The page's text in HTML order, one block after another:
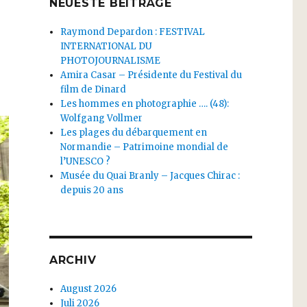
NEUESTE BEITRÄGE
Raymond Depardon : FESTIVAL
INTERNATIONAL DU
PHOTOJOURNALISME
Amira Casar – Présidente du Festival du
film de Dinard
Les hommes en photographie …. (48):
Wolfgang Vollmer
Les plages du débarquement en
Normandie – Patrimoine mondial de
l’UNESCO ?
Musée du Quai Branly – Jacques Chirac :
depuis 20 ans
ARCHIV
August 2026
Juli 2026